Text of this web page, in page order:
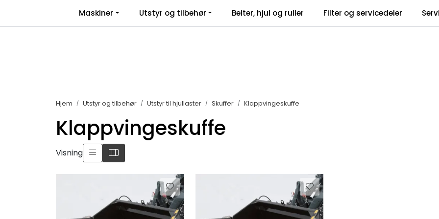
Facebook | Salgsbetingelser | Nyhetsbrev
Maskiner Utstyr og tilbehør Belter, hjul og ruller Filter og servicedeler
Hjem Utstyr og tilbehør Utstyr til hjullaster Skuffer Klappvingeskuffe
Klappvingeskuffe
Visning